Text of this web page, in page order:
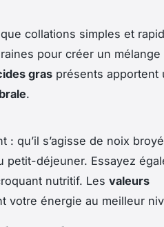
collations simples et
pour créer un mélange
gras présents apportent
.
: qu’il s’agisse de noix
petit-déjeuner. Essayez
nutritif. Les valeurs
votre énergie au meilleur